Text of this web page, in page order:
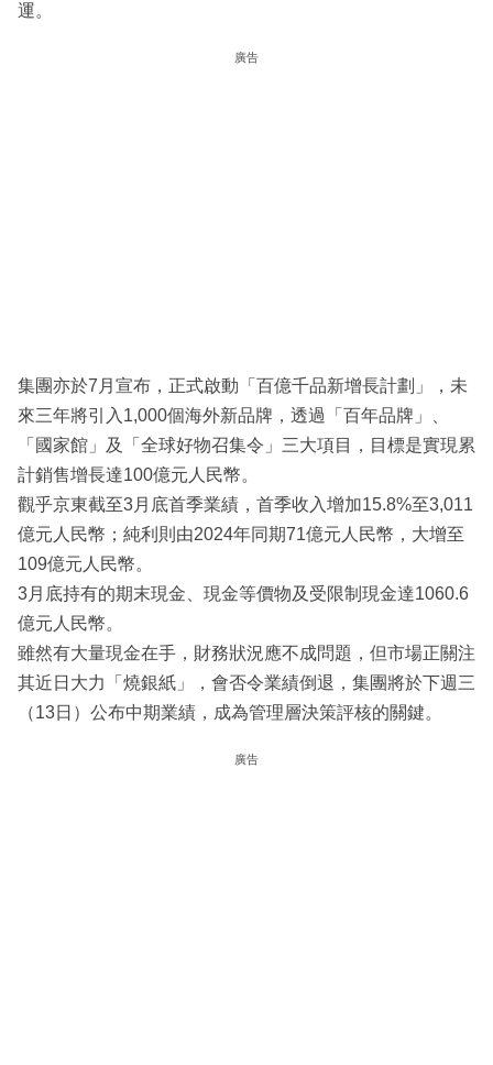
運。
廣告
集團亦於7月宣布，正式啟動「百億千品新增長計劃」，未
來三年將引入1,000個海外新品牌，透過「百年品牌」、
「國家館」及「全球好物召集令」三大項目，目標是實現累
計銷售增長達100億元人民幣。
觀乎京東截至3月底首季業績，首季收入增加15.8%至3,011
億元人民幣；純利則由2024年同期71億元人民幣，大增至
109億元人民幣。
3月底持有的期末現金、現金等價物及受限制現金達1060.6
億元人民幣。
雖然有大量現金在手，財務狀況應不成問題，但市場正關注
其近日大力「燒銀紙」，會否令業績倒退，集團將於下週三
（13日）公布中期業績，成為管理層決策評核的關鍵。
廣告